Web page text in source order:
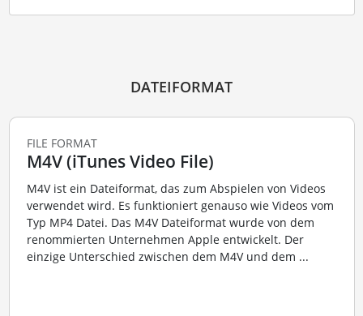
DATEIFORMAT
FILE FORMAT
M4V (iTunes Video File)
M4V ist ein Dateiformat, das zum Abspielen von Videos
verwendet wird. Es funktioniert genauso wie Videos vom
Typ MP4 Datei. Das M4V Dateiformat wurde von dem
renommierten Unternehmen Apple entwickelt. Der
einzige Unterschied zwischen dem M4V und dem ...